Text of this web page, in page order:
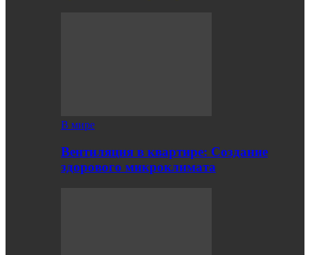
В мире
Вентиляция в квартире: Создание
здорового микроклимата